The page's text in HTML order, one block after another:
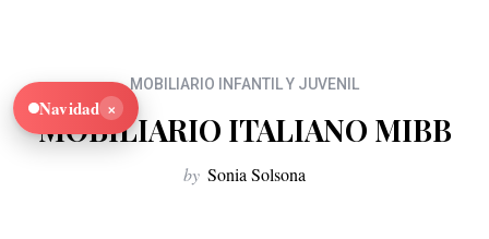
MOBILIARIO INFANTIL Y JUVENIL
MOBILIARIO ITALIANO MIBB
by Sonia Solsona
Navidad ×